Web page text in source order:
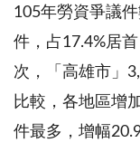
105年勞資爭議
件，占17.4%居
次，「高雄市」
比較，各地區增
件最多，增幅